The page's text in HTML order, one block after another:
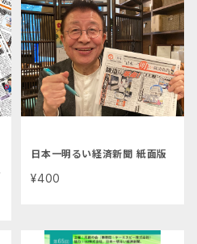
日本一明るい経済新聞 紙面版
¥400